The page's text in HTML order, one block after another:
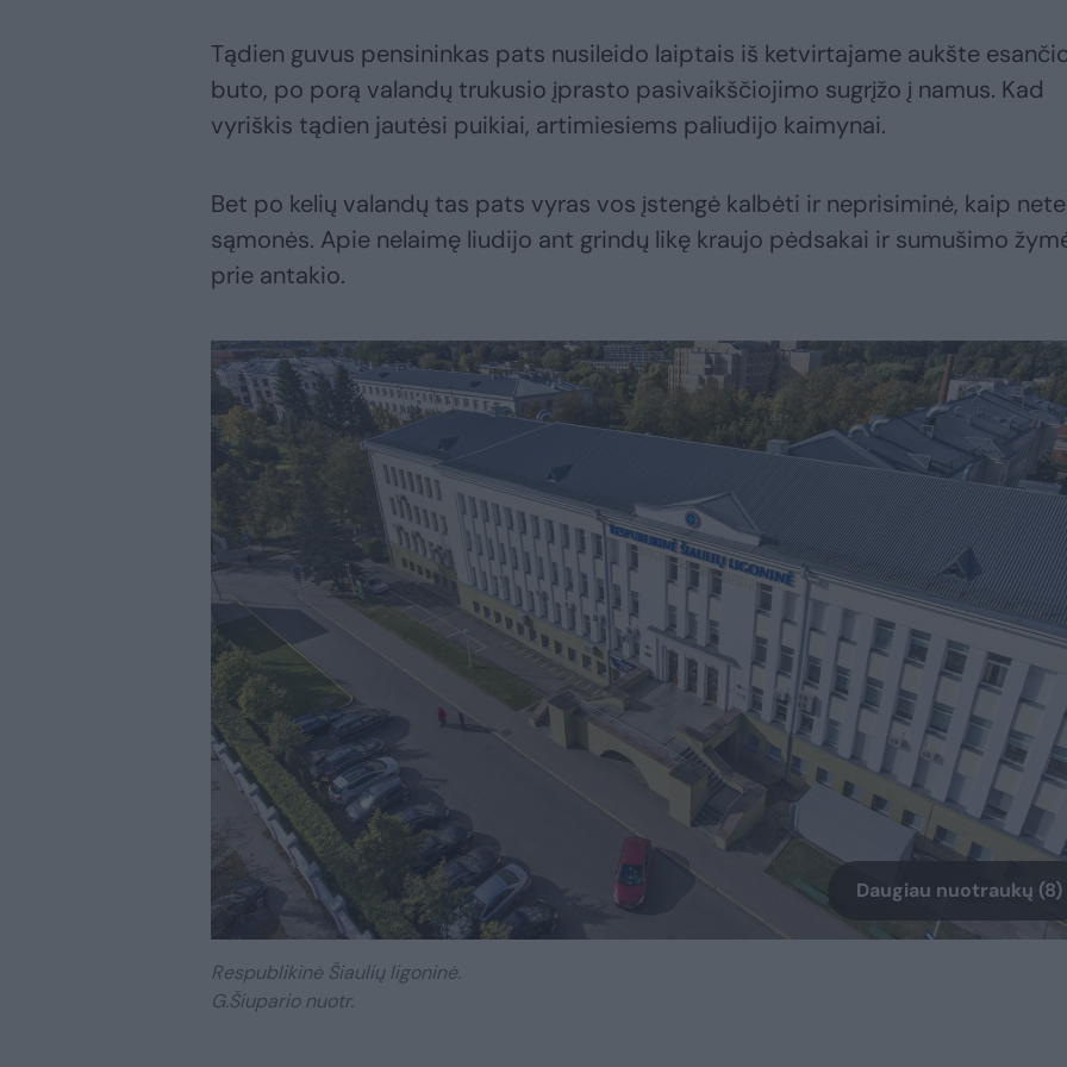
Tądien guvus pensininkas pats nusileido laiptais iš ketvirtajame aukšte
buto, po porą valandų trukusio įprasto pasivaikščiojimo sugrįžo į namus. Kad
vyriškis tądien jautėsi puikiai, artimiesiems paliudijo kaimynai.
Bet po kelių valandų tas pats vyras vos įstengė kalbėti ir neprisiminė, kaip
sąmonės. Apie nelaimę liudijo ant grindų likę kraujo pėdsakai ir sumušimo
prie antakio.
Daugiau nuotraukų (8)
Respublikinė Šiaulių ligoninė.
G.Šiupario nuotr.